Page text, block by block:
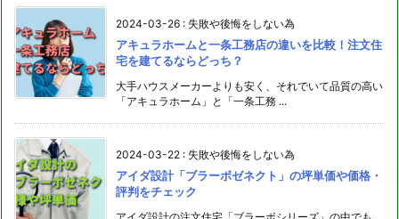
2024-03-26 : 失敗や後悔をしない為
アキュラホームと一条工務店の違いを比較！注文住
宅を建てるならどっち？
大手ハウスメーカーよりも安く、それでいて品質の高い
「アキュラホーム」と「一条工務 ...
2024-03-22 : 失敗や後悔をしない為
アイダ設計「ブラーボゼネクト」の坪単価や価格・
評判をチェック